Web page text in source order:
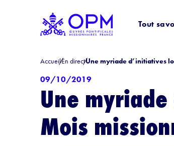
Tout
AccueilEn directUne myriade d’initiatives
09/10/2019
Une
Mois